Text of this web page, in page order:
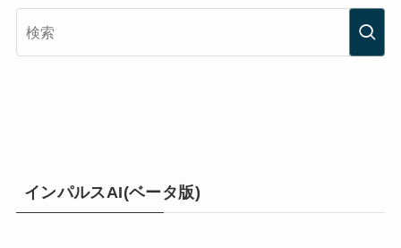
インパルスAI(ベータ版)